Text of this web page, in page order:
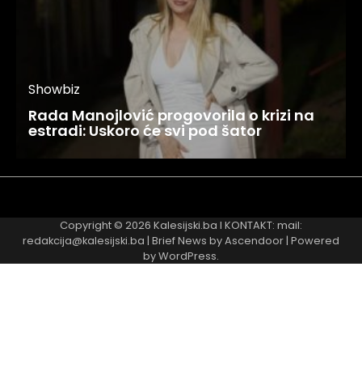
Showbiz
Rada Manojlović progovorila o krizi na
estradi: Uskoro će svi pod šator
Copyright © 2026 Kalesijski.ba I KONTAKT: mail:
redakcija@kalesijski.ba | Brief News byAscendoor| Powered
byWordPress.